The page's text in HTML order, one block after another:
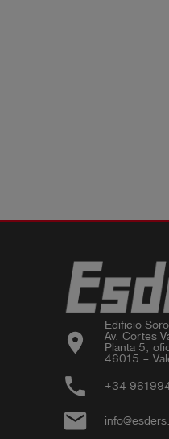
location_on
Edificio
Av. Cortes
Planta 5,
46015 –
phone +34
email